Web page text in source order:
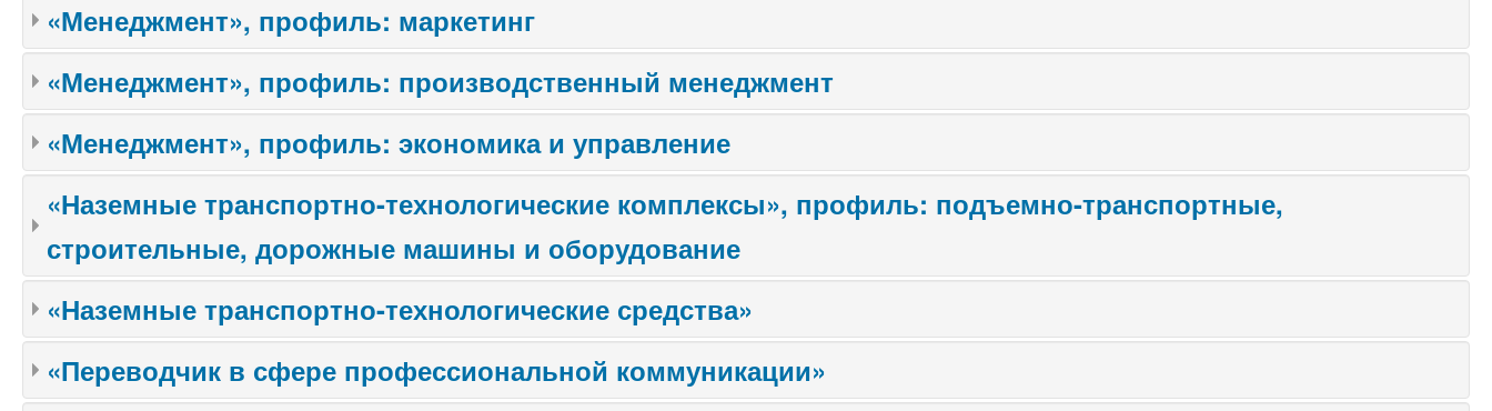
«Менеджмент», профиль: маркетинг
«Менеджмент», профиль: производственный менеджмент
«Менеджмент», профиль: экономика и управление
«Наземные транспортно-технологические комплексы», профиль: подъемно-транспортные,
строительные, дорожные машины и оборудование
«Наземные транспортно-технологические средства»
«Переводчик в сфере профессиональной коммуникации»